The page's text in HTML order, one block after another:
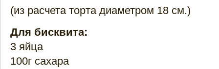
(из расчета торта диаметром 18 см.)
Для бисквита:
3 яйца
100г сахара